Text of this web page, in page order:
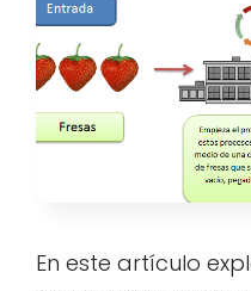
En este artículo